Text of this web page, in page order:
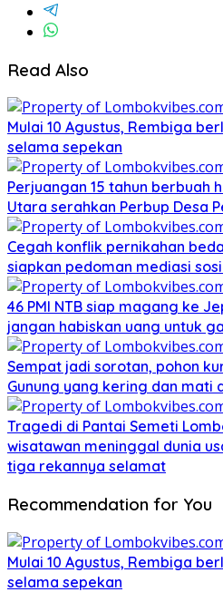
Read Also
Mulai 10 Agustus, Rembiga
selama sepekan
Perjuangan 15 tahun berbuah
Utara serahkan Perbup Desa
Cegah konflik pernikahan
siapkan pedoman mediasi
46 PMI NTB siap magang ke
jangan habiskan uang untuk
Sempat jadi sorotan, pohon
Gunung yang kering dan mati
Tragedi di Pantai Semeti
wisatawan meninggal dunia
tiga rekannya selamat
Recommendation for You
Mulai 10 Agustus, Rembiga
selama sepekan